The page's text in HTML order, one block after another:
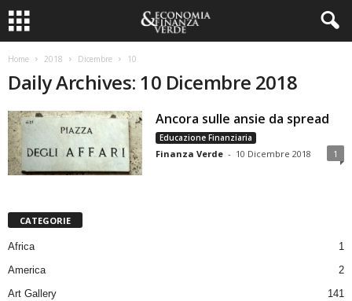
Home 2018 Dicembre 10
Daily Archives: 10 Dicembre 2018
Ancora sulle ansie da spread
Educazione Finanziaria
Finanza Verde - 10 Dicembre 2018 1
CATEGORIE
Africa
1
America
2
Art Gallery
141